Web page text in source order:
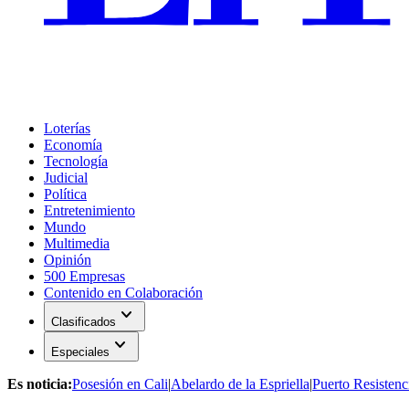
Loterías
Economía
Tecnología
Judicial
Política
Entretenimiento
Mundo
Multimedia
Opinión
500 Empresas
Contenido en Colaboración
Clasificados expand_more
Especiales expand_more
Es noticia:Posesión en Cali|Abelardo de la Espriella|Puerto